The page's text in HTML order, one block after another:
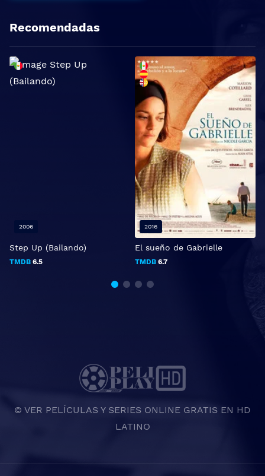
Recomendadas
Step Up (Bailando)
TMDB 6.5
2006
El sueño de Gabrielle
TMDB 6.7
2016
© VER PELÍCULAS Y SERIES ONLINE GRATIS EN HD
LATINO